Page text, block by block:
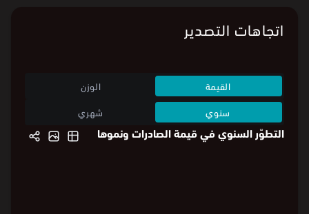
اتجاهات التصدير
القيمة
الوزن
سنوي
شهري
التطوّر السنوي في قيمة الصادرات ونموها